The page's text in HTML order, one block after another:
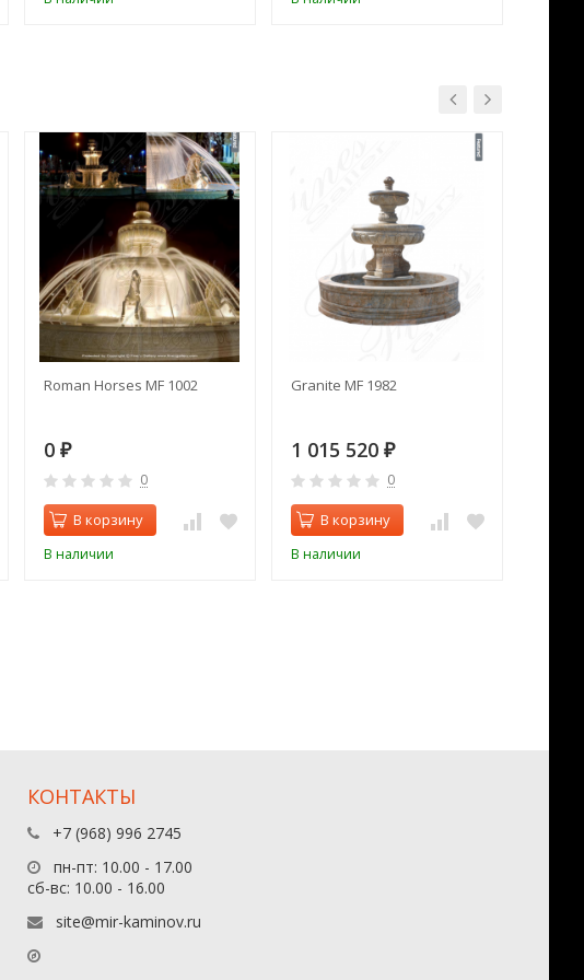
Roman Horses MF 1002
0 ₽
0
В корзину
В наличии
Granite MF 1982
1 015 520 ₽
0
В корзину
В наличии
КОНТАКТЫ
+7 (968) 996 2745
пн-пт: 10.00 - 17.00
сб-вс: 10.00 - 16.00
site@mir-kaminov.ru